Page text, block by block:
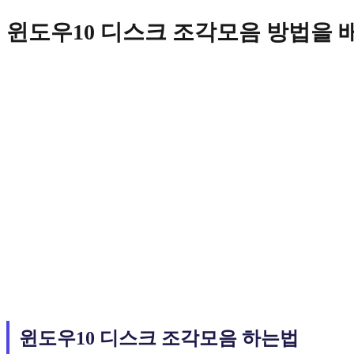
Skip
to
윈도우10 디스크 조각모음 방법을
윈도우10 디스크 조각모음 하는법